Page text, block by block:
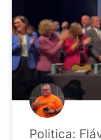
Politica: